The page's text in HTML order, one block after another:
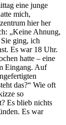
eine junge
mich,
hier her
„Keine Ahnung,
ging, ich
Es war 18 Uhr.
hatte – eine
Eingang. Auf
das?“ Wie oft
so
Es blieb nichts
Es war